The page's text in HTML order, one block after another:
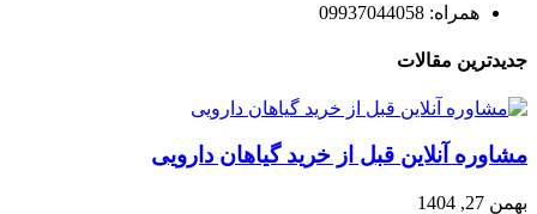
همراه: 09937044058
جدیدترین مقالات
مشاوره آنلاین قبل از خرید گیاهان دارویی
بهمن 27, 1404